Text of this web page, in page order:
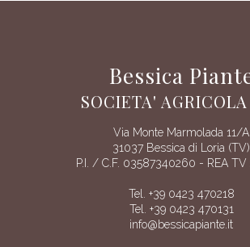
Bessica
SOCIETA' AGRICOLA
Via Monte Marmolada 11/A
31037 Bessica di Loria (TV)
P.I. / C.F. 03587340260 - REA TV
Tel. +39 0423 470218
Tel. +39 0423 470131
info@bessicapiante.it